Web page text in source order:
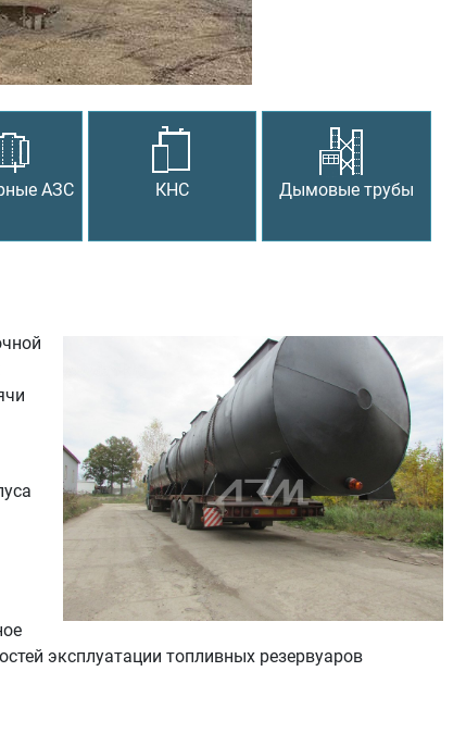
АЗС КНС Дымовые трубы
эксплуатации топливных резервуаров